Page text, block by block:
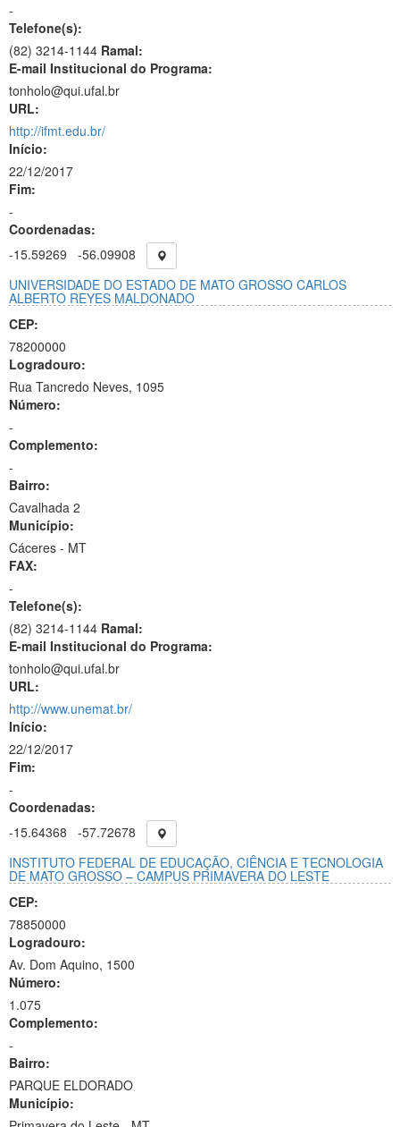
-
Telefone(s):
(82) 3214-1144 Ramal:
E-mail Institucional do Programa:
tonholo@qui.ufal.br
URL:
http://ifmt.edu.br/
Início:
22/12/2017
Fim:
-
Coordenadas:
-15.59269
-56.09908
UNIVERSIDADE DO ESTADO DE MATO GROSSO CARLOS
ALBERTO REYES MALDONADO
CEP:
78200000
Logradouro:
Rua Tancredo Neves, 1095
Número:
-
Complemento:
-
Bairro:
Cavalhada 2
Município:
Cáceres - MT
FAX:
-
Telefone(s):
(82) 3214-1144 Ramal:
E-mail Institucional do Programa:
tonholo@qui.ufal.br
URL:
http://www.unemat.br/
Início:
22/12/2017
Fim:
-
Coordenadas:
-15.64368
-57.72678
INSTITUTO FEDERAL DE EDUCAÇÃO, CIÊNCIA E TECNOLOGIA
DE MATO GROSSO – CAMPUS PRIMAVERA DO LESTE
CEP:
78850000
Logradouro:
Av. Dom Aquino, 1500
Número:
1.075
Complemento:
-
Bairro:
PARQUE ELDORADO
Município: